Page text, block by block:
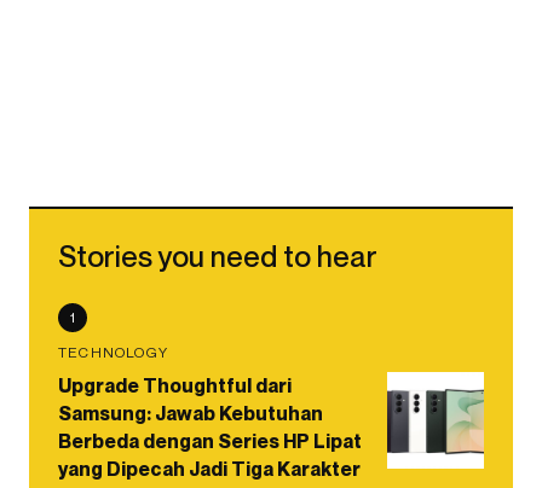
Stories you need to hear
1
TECHNOLOGY
Upgrade Thoughtful dari
Samsung: Jawab Kebutuhan
Berbeda dengan Series HP Lipat
yang Dipecah Jadi Tiga Karakter